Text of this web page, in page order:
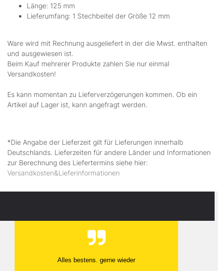
Länge: 125 mm
Lieferumfang: 1 Stechbeitel der Größe 12 mm
Ware wird mit Rechnung ausgeliefert in der die Mwst. enthalten
und ausgewiesen ist.
Beim Kauf mehrerer Produkte zahlen Sie nur einmal
Versandkosten!
Es kann momentan zu Lieferverzögerungen kommen. Ob ein
Artikel auf Lager ist, kann angefragt werden.
*Die Angabe der Lieferzeit gilt für Lieferungen innerhalb
Deutschlands. Lieferzeiten für andere Länder und Informationen
zur Berechnung des Liefertermins siehe hier:
Versandkosten&Lieferinformationen
Alles bestens. gerne wieder